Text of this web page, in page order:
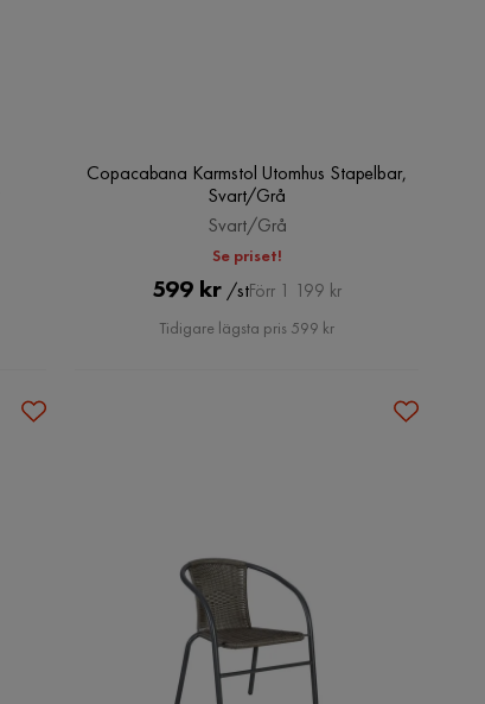
Copacabana Karmstol Utomhus Stapelbar,
Svart/Grå
Svart/Grå
Se priset!
Pris
599 kr /stOriginal
Pris
Förr 1 199 kr
Tidigare lägsta pris 599 kr